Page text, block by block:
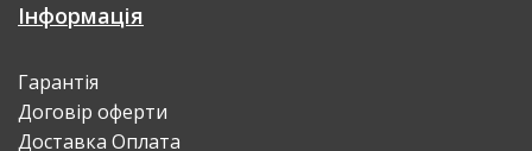
Інформація
Гарантія
Договір оферти
Доставка Оплата